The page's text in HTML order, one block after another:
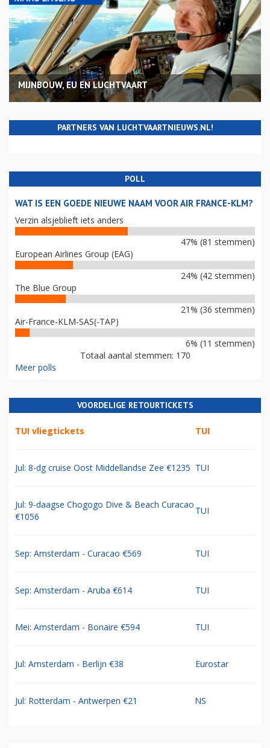
MIJNBOUW, EU EN LUCHTVAART
PARTNERS VAN LUCHTVAARTNIEUWS.NL!
POLL
WAT IS EEN GOEDE NIEUWE NAAM VOOR AIR FRANCE-KLM?
Verzin alsjeblieft iets anders
47% (81 stemmen)
European Airlines Group (EAG)
24% (42 stemmen)
The Blue Group
21% (36 stemmen)
Air-France-KLM-SAS(-TAP)
6% (11 stemmen)
Totaal aantal stemmen: 170
Meer polls
VOORDELIGE RETOURTICKETS
TUI vliegtickets TUI
Jul: 8-dg cruise Oost Middellandse Zee €1235 TUI
Jul: 9-daagse Chogogo Dive & Beach Curacao
€1056
TUI
Sep: Amsterdam - Curacao €569 TUI
Sep: Amsterdam - Aruba €614 TUI
Mei: Amsterdam - Bonaire €594 TUI
Jul: Amsterdam - Berlijn €38 Eurostar
Jul: Rotterdam - Antwerpen €21 NS